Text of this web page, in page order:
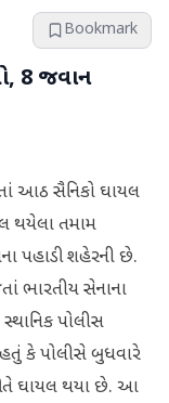
Bookmark
8 જવાન
આઠ સૈનિકો ઘાયલ
થયેલા તમામ
પહાડી શહેરની છે.
ભારતીય સેનાના
પોલીસ
કે પોલીસે બુધવારે
ઘાયલ થયા છે. આ